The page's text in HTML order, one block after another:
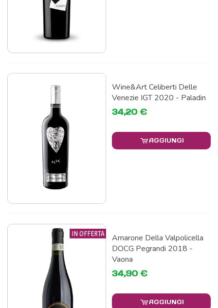
Wine&Art Celiberti Delle
Venezie IGT 2020 - Paladin
34,20 €
AGGIUNGI
IN OFFERTA
Amarone Della Valpolicella
DOCG Pegrandi 2018 -
Vaona
34,90 €
AGGIUNGI